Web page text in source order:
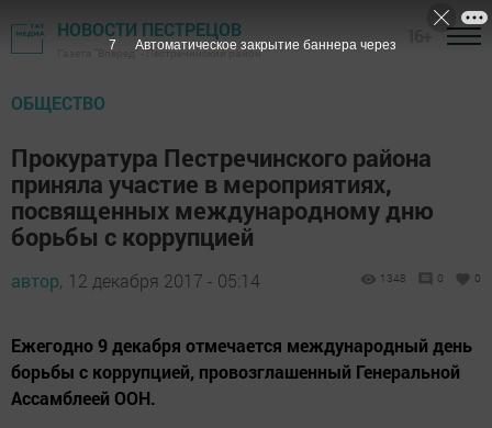
НОВОСТИ ПЕСТРЕЦОВ
Газета "Вперед" - Пестречинский район
ОБЩЕСТВО
Прокуратура Пестречинского района
приняла участие в мероприятиях,
посвященных международному дню
борьбы с коррупцией
автор, 12 декабря 2017 - 05:14 1348 0 0
Ежегодно 9 декабря отмечается международный день
борьбы с коррупцией, провозглашенный Генеральной
Ассамблеей ООН.
6 Автоматическое закрытие баннера через